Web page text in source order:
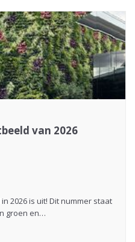
van 2026
2026 is uit! Dit nummer staat
groen en…